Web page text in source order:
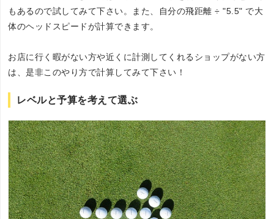
もあるので試してみて下さい。また、自分の飛距離 ÷ "5.5" で大
体のヘッドスピードが計算できます。
お店に行く暇がない方や近くに計測してくれるショップがない方
は、是非このやり方で計算してみて下さい！
レベルと予算を考えて選ぶ